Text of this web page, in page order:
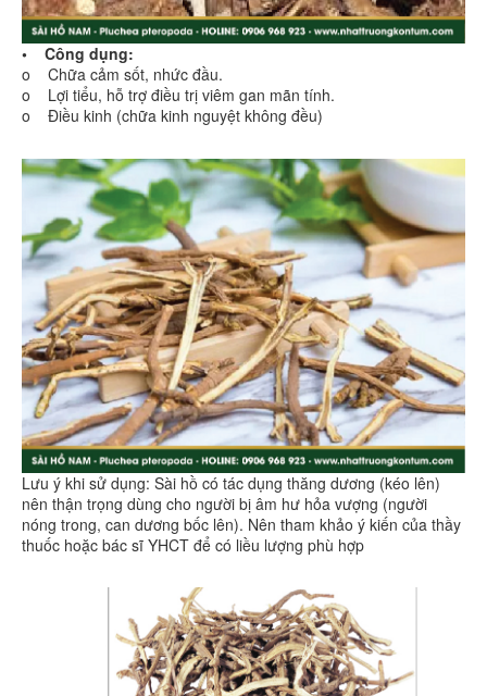
• Công dụng:
o Chữa cảm sốt, nhức đầu.
o Lợi tiểu, hỗ trợ điều trị viêm gan mãn tính.
o Điều kinh (chữa kinh nguyệt không đều)
Lưu ý khi sử dụng: Sài hồ có tác dụng thăng dương (kéo lên)
nên thận trọng dùng cho người bị âm hư hỏa vượng (người
nóng trong, can dương bốc lên). Nên tham khảo ý kiến của thầy
thuốc hoặc bác sĩ YHCT để có liều lượng phù hợp